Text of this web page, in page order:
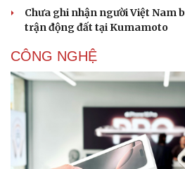
Chưa ghi nhận người Việt Nam
trận động đất tại Kumamoto
CÔNG NGHỆ